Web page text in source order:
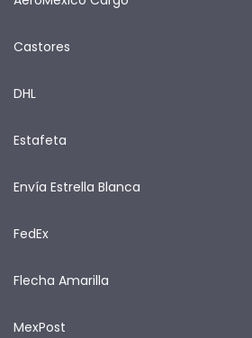
Castores
DHL
Estafeta
Envía Estrella Blanca
FedEx
Flecha Amarilla
MexPost